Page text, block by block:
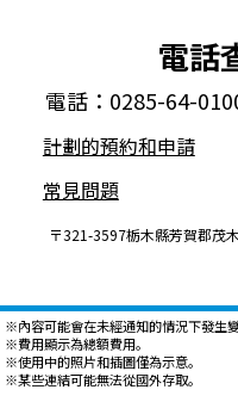
電話
電話：0285-64-
計劃的預約和申請
常見問題
〒321-3597栃木縣芳賀郡茂
※內容可能會在未經通知的情況下發生變
※費用顯示為總額費用。
※使用中的照片和插圖僅為示意。
※某些連結可能無法從國外存取。